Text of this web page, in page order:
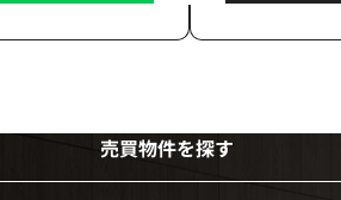
売買物件を探す